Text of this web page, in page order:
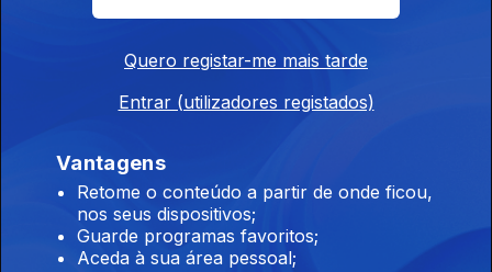
Quero registar-me mais tarde
Entrar (utilizadores registados)
Vantagens
Retome o conteúdo a partir de onde ficou,
nos seus dispositivos;
Guarde programas favoritos;
Aceda à sua área pessoal;